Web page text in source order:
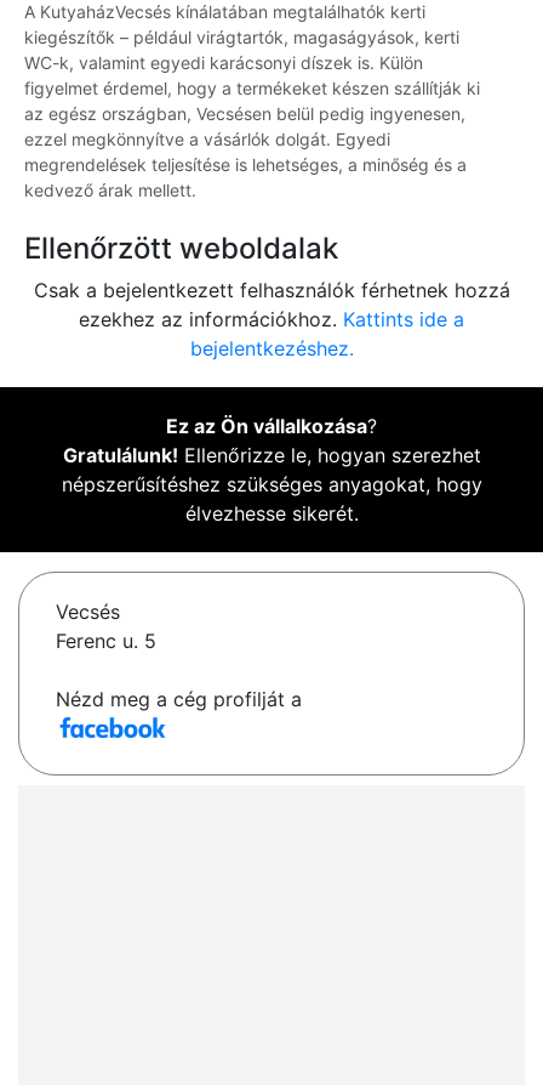
A KutyaházVecsés kínálatában megtalálhatók kerti
kiegészítők – például virágtartók, magaságyások, kerti
WC-k, valamint egyedi karácsonyi díszek is. Külön
figyelmet érdemel, hogy a termékeket készen szállítják ki
az egész országban, Vecsésen belül pedig ingyenesen,
ezzel megkönnyítve a vásárlók dolgát. Egyedi
megrendelések teljesítése is lehetséges, a minőség és a
kedvező árak mellett.
Ellenőrzött weboldalak
Csak a bejelentkezett felhasználók férhetnek hozzá
ezekhez az információkhoz. Kattints ide a
bejelentkezéshez.
Ez az Ön vállalkozása?
Gratulálunk! Ellenőrizze le, hogyan szerezhet
népszerűsítéshez szükséges anyagokat, hogy
élvezhesse sikerét.
Vecsés
Ferenc u. 5
Nézd meg a cég profilját a